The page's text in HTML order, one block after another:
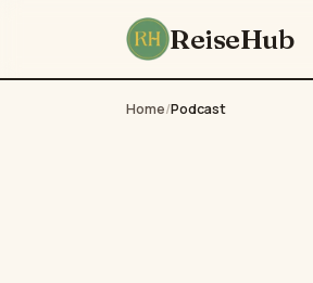
ReiseHub
Home/Podcast